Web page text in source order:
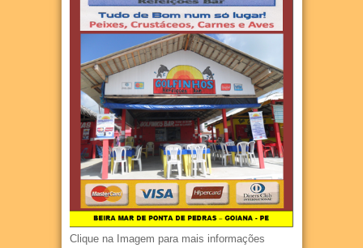
Clique na Imagem para mais informações